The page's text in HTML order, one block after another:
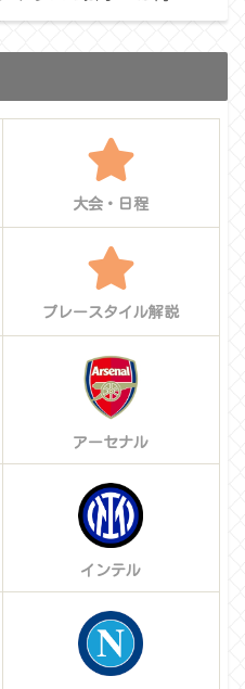
大会・日程
プレースタイル解説
アーセナル
インテル